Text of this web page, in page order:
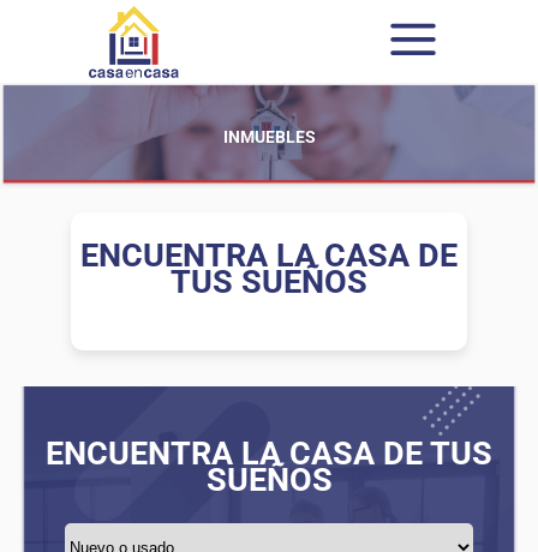
INMUEBLES
ENCUENTRA LA CASA DE
TUS SUEÑOS
ENCUENTRA LA CASA DE TUS
SUEÑOS